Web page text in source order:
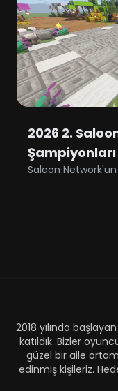
2026 2.
Şampiyonları
Saloon
2018 yılında
katıldık. Bizler
güzel bir aile
edinmiş kişileriz.